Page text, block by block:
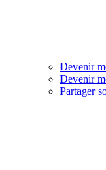
Devenir
Devenir
Partager